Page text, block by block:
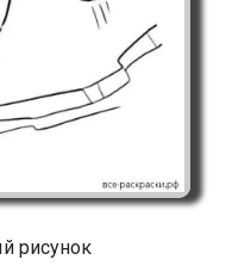
рисунок